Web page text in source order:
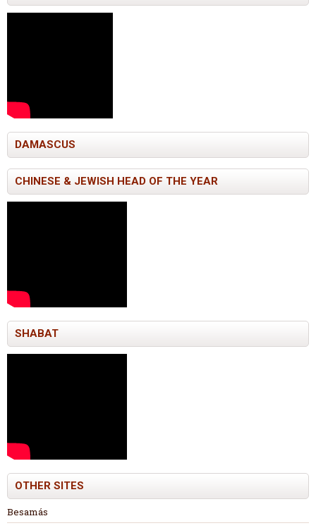
DAMASCUS
CHINESE & JEWISH HEAD OF THE YEAR
SHABAT
OTHER SITES
Besamás